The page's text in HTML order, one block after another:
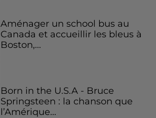
Aménager un school bus au
Canada et accueillir les bleus à
Boston,...
Born in the U.S.A - Bruce
Springsteen : la chanson que
l’Amérique...